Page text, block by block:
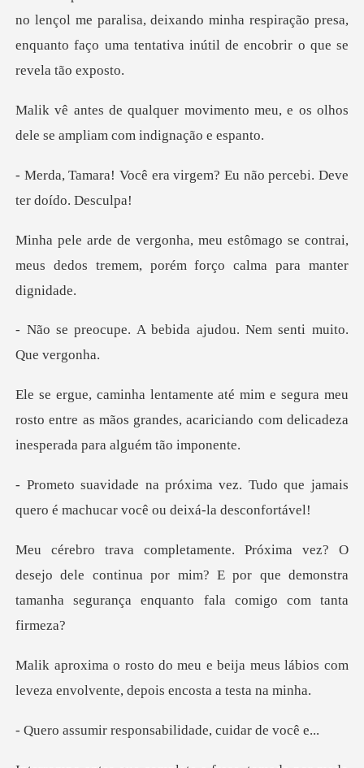
çol me paralisa, deixando minha respiração presa,
enquanto faç
mento meu, e os olhos
dele se a
virgem? Eu não percebi.
mago se contrai,
meus dedos tremem, p
ebida ajudou. Nem sent
meu
rosto entre as mãos grandes, acariciando com
z. Tudo que jamais
quero é machuc
ejo dele continua por mim? E por que demonstra
tama
ja meus lábios com
leveza envolvent
esponsabilidade,